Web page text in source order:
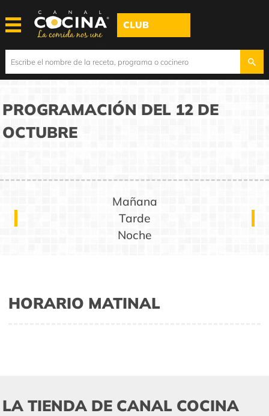
CLUB
PROGRAMACIÓN DEL 12 DE
OCTUBRE
Mañana
Tarde
Noche
HORARIO MATINAL
LA TIENDA DE CANAL COCINA